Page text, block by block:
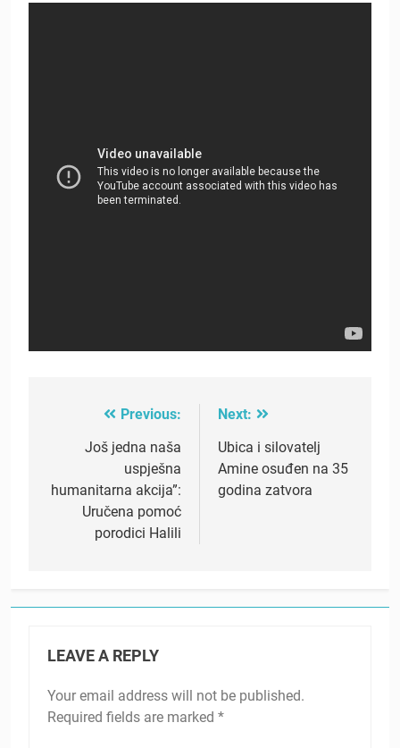
navigation
Previous:
Još jedna naša
uspješna
humanitarna akcija”:
Uručena pomoć
porodici Halili
Next:
Ubica i silovatelj
Amine osuđen na 35
godina zatvora
LEAVE A REPLY
Your email address will not be published.
Required fields are marked *